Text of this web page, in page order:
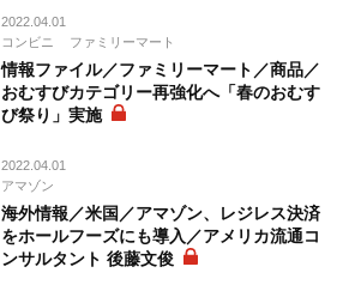
2022.04.01
コンビニ
ファミリーマート
情報ファイル／ファミリーマート／商品／
おむすびカテゴリー再強化へ「春のおむす
び祭り」実施
2022.04.01
アマゾン
海外情報／米国／アマゾン、レジレス決済
をホールフーズにも導入／アメリカ流通コ
ンサルタント 後藤文俊